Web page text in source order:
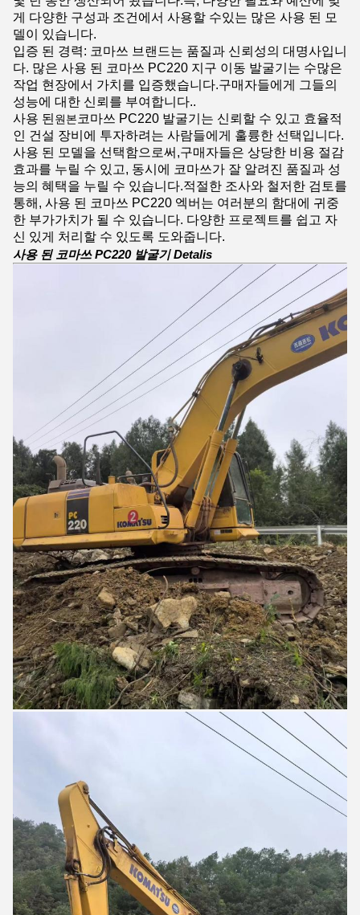
게 다양한 구성과 조건에서 사용할 수있는 많은 사용 된 모
델이 있습니다.
입증 된 경력: 코마쓰 브랜드는 품질과 신뢰성의 대명사입니
다. 많은 사용 된 코마쓰 PC220 지구 이동 발굴기는 수많은
작업 현장에서 가치를 입증했습니다.구매자들에게 그들의
성능에 대한 신뢰를 부여합니다..
사용 된 원본코마쓰 PC220 발굴기는 신뢰할 수 있고 효율적
인 건설 장비에 투자하려는 사람들에게 훌륭한 선택입니다.
사용 된 모델을 선택함으로써,구매자들은 상당한 비용 절감
효과를 누릴 수 있고, 동시에 코마쓰가 잘 알려진 품질과 성
능의 혜택을 누릴 수 있습니다.적절한 조사와 철저한 검토를
통해, 사용 된 코마쓰 PC220 엑버는 여러분의 함대에 귀중
한 부가가치가 될 수 있습니다. 다양한 프로젝트를 쉽고 자
신 있게 처리할 수 있도록 도와줍니다.
사용 된 코마쓰 PC220 발굴기 Detalis